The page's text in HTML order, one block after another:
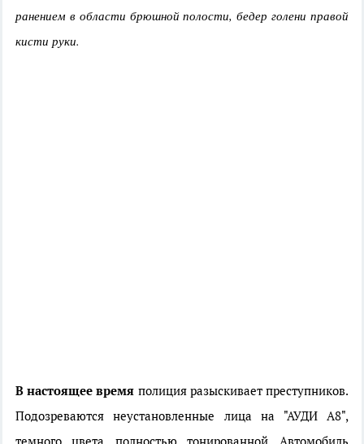
ранением в области брюшной полости, бедер голени правой
кисти руки.
В настоящее время полиция разыскивает преступников.
Подозреваются неустановленные лица на "АУДИ А8",